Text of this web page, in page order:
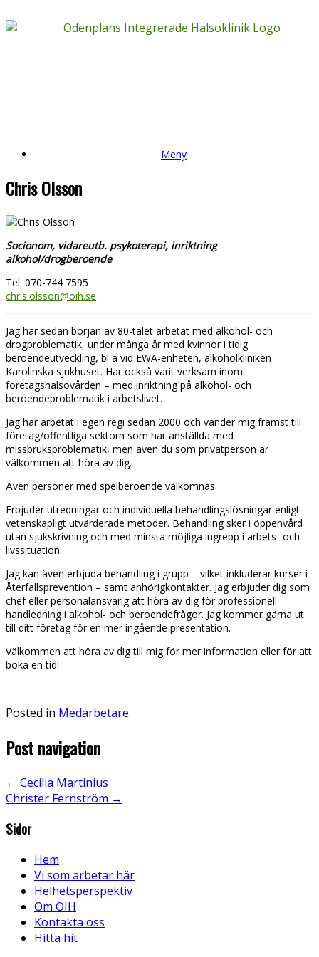
Meny
Chris Olsson
Socionom, vidareutb. psykoterapi, inriktning
alkohol/drogberoende
Tel. 070-744 7595
chris.olsson@oih.se
Jag har sedan början av 80-talet arbetat med alkohol- och
drogproblematik, under många år med kvinnor i tidig
beroendeutveckling, bl a vid EWA-enheten, alkoholkliniken
Karolinska sjukhuset. Har också varit verksam inom
företagshälsovården – med inriktning på alkohol- och
beroendeproblematik i arbetslivet.
Jag har arbetat i egen regi sedan 2000 och vänder mig främst till
företag/offentliga sektorn som har anställda med
missbruksproblematik, men även du som privatperson är
välkommen att höra av dig.
Även personer med spelberoende välkomnas.
Erbjuder utredningar och individuella behandlingslösningar enligt
vetenskapligt utvärderade metoder. Behandling sker i öppenvård
utan sjukskrivning och med minsta möjliga ingrepp i arbets- och
livssituation.
Jag kan även erbjuda behandling i grupp – vilket inkluderar kurser i
Återfallsprevention – samt anhörigkontakter. Jag erbjuder dig som
chef eller personalansvarig att höra av dig för professionell
handledning i alkohol- och beroendefrågor. Jag kommer gärna ut
till ditt företag för en mer ingående presentation.
Välkommen att höra av dig till mig för mer information eller för att
boka en tid!
Posted in Medarbetare.
Post navigation
← Cecilia Martinius
Christer Fernström →
Sidor
Hem
Vi som arbetar här
Helhetsperspektiv
Om OIH
Kontakta oss
Hitta hit